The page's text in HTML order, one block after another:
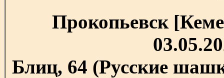
Прокопьевск
Блиц, 64 (Русские